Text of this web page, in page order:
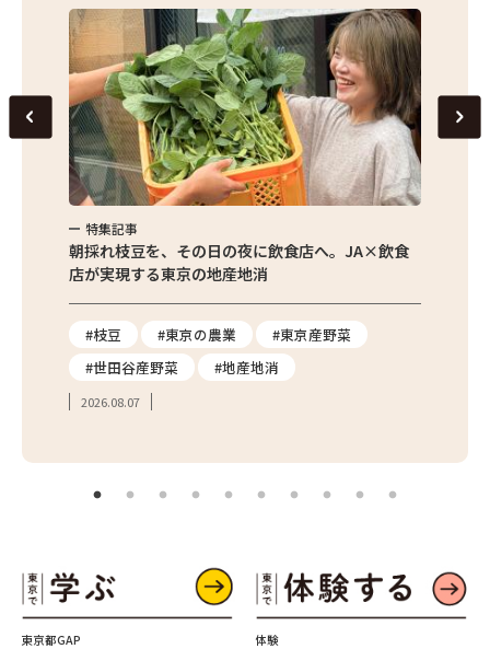
特集記事
朝採れ枝豆を、その日の夜に飲食店へ。JA×飲食
店が実現する東京の地産地消
#枝豆 #東京の農業
#東京産野菜
#世田谷産野菜
#地産地消
2026.08.07
東京都GAP
体験